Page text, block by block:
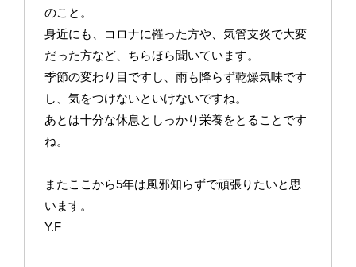
のこと。
身近にも、コロナに罹った方や、気管支炎で大変
だった方など、ちらほら聞いています。
季節の変わり目ですし、雨も降らず乾燥気味です
し、気をつけないといけないですね。
あとは十分な休息としっかり栄養をとることです
ね。
またここから5年は風邪知らずで頑張りたいと思
います。
Y.F